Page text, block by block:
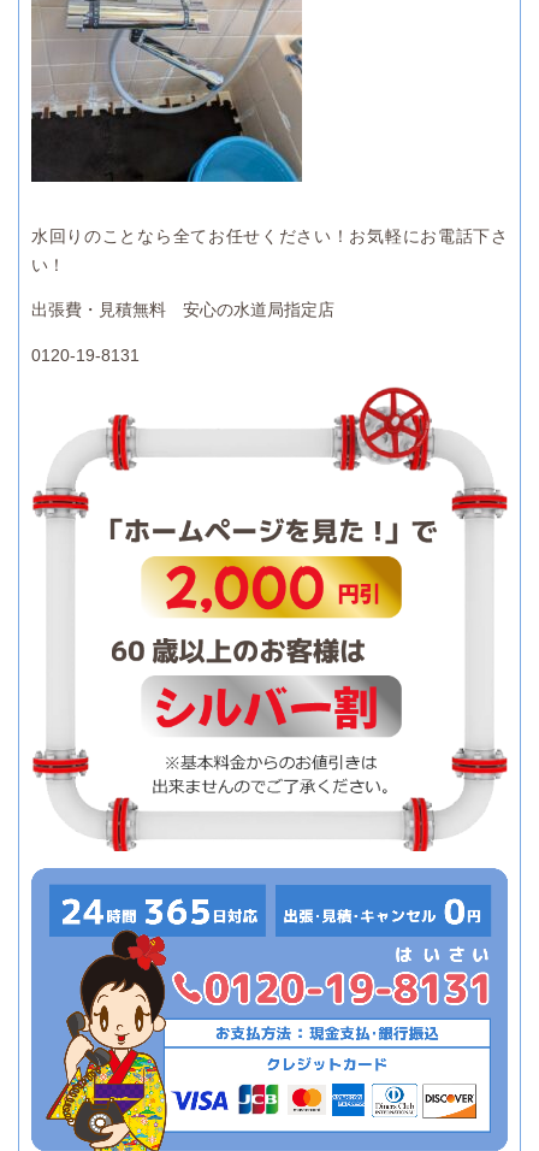
水回りのことなら全てお任せください！お気軽にお電話下さ
い！
出張費・見積無料 安心の水道局指定店
0120-19-8131